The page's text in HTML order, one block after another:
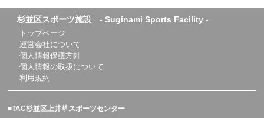
杉並区スポーツ施設 - Suginami Sports Facility -
トップページ
運営会社について
個人情報保護方針
個人情報の取扱について
利用規約
■TAC杉並区上井草スポーツセンター